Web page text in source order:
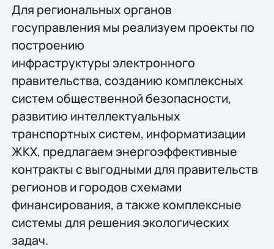
Для региональных органов
госуправления мы реализуем проекты по
построению
инфраструктуры электронного
правительства, созданию комплексных
систем общественной безопасности,
развитию интеллектуальных
транспортных систем, информатизации
ЖКХ, предлагаем энергоэффективные
контракты с выгодными для правительств
регионов и городов схемами
финансирования, а также комплексные
системы для решения экологических
задач.